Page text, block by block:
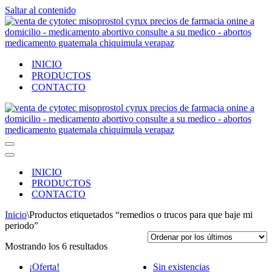
Saltar al contenido
INICIO
PRODUCTOS
CONTACTO
Menú
de
Menú
navegación
INICIO
PRODUCTOS
CONTACTO
Inicio\Productos etiquetados “remedios o trucos para que baje mi
periodo”
Mostrando los 6 resultadosOrdenado
¡Oferta!
Sin existencias